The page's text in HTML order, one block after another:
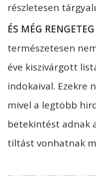
részletesen
ÉS MÉG
természetesen
éve kiszivárgott
indokaival. Ezekre
mivel a legtöbb
betekintést adnak
tiltást vonhatnak